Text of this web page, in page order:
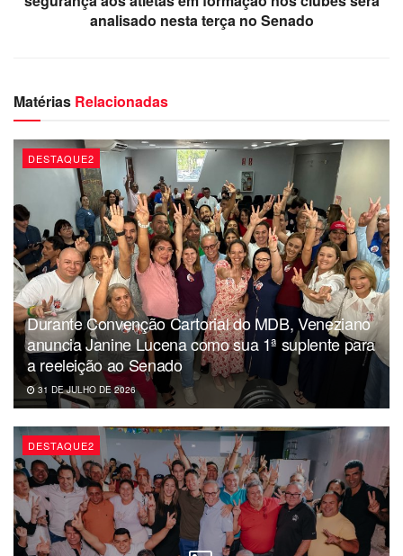
analisado nesta terça no Senado
Matérias Relacionadas
DESTAQUE2
Durante Convenção Cartorial do MDB, Veneziano
anuncia Janine Lucena como sua 1ª suplente para
a reeleição ao Senado
31 DE JULHO DE 2026
DESTAQUE2